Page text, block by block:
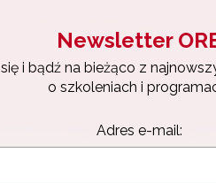
Newsletter
i bądź na bieżąco z
o szkoleniach i
Adres e-mail:
na przetwarzanie moich danych
się